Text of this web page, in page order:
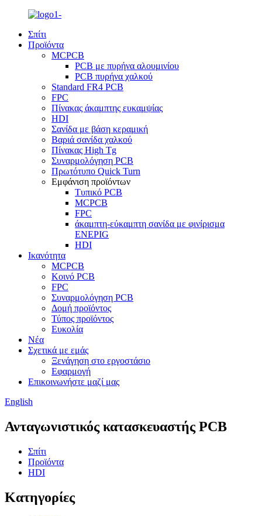
Σπίτι
Προϊόντα
MCPCB
PCB με πυρήνα αλουμινίου
PCB πυρήνα χαλκού
Standard FR4 PCB
FPC
Πίνακας άκαμπτης ευκαμψίας
HDI
Σανίδα με βάση κεραμική
Βαριά σανίδα χαλκού
Πίνακας High Tg
Συναρμολόγηση PCB
Πρωτότυπο Quick Turn
Εμφάνιση προϊόντων
Τυπικό PCB
MCPCB
FPC
άκαμπτη-εύκαμπτη σανίδα με φινίρισμα
ENEPIG
HDI
Ικανότητα
MCPCB
Κοινό PCB
FPC
Συναρμολόγηση PCB
Δομή προϊόντος
Τύπος προϊόντος
Ευκολία
Νέα
Σχετικά με εμάς
Ξενάγηση στο εργοστάσιο
Εφαρμογή
Επικοινωνήστε μαζί μας
English
Ανταγωνιστικός κατασκευαστής PCB
Σπίτι
Προϊόντα
HDI
Κατηγορίες